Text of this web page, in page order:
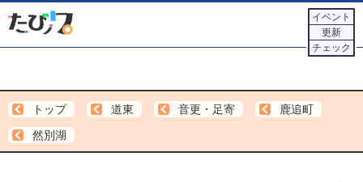
イベント
更新
チェック
トップ 道東 音更・足寄
鹿追町
然別湖